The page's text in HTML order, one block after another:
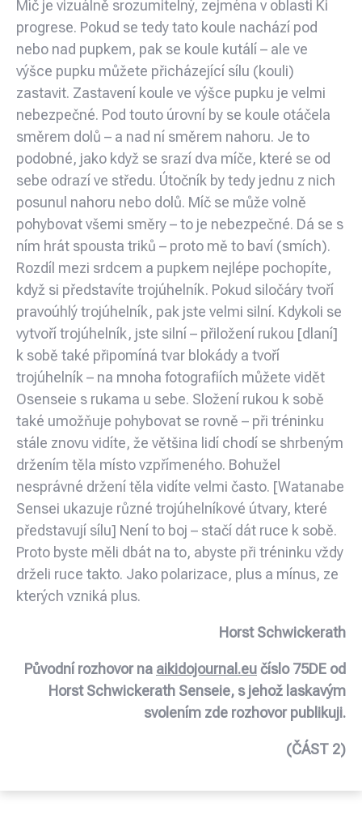
Míč je vizuálně srozumitelný, zejména v oblasti Ki
progrese. Pokud se tedy tato koule nachází pod
nebo nad pupkem, pak se koule kutálí – ale ve
výšce pupku můžete přicházející sílu (kouli)
zastavit. Zastavení koule ve výšce pupku je velmi
nebezpečné. Pod touto úrovní by se koule otáčela
směrem dolů – a nad ní směrem nahoru. Je to
podobné, jako když se srazí dva míče, které se od
sebe odrazí ve středu. Útočník by tedy jednu z nich
posunul nahoru nebo dolů. Míč se může volně
pohybovat všemi směry – to je nebezpečné. Dá se s
ním hrát spousta triků – proto mě to baví (smích).
Rozdíl mezi srdcem a pupkem nejlépe pochopíte,
když si představíte trojúhelník. Pokud siločáry tvoří
pravoúhlý trojúhelník, pak jste velmi silní. Kdykoli se
vytvoří trojúhelník, jste silní – přiložení rukou [dlaní]
k sobě také připomíná tvar blokády a tvoří
trojúhelník – na mnoha fotografiích můžete vidět
Osenseie s rukama u sebe. Složení rukou k sobě
také umožňuje pohybovat se rovně – při tréninku
stále znovu vidíte, že většina lidí chodí se shrbeným
držením těla místo vzpřímeného. Bohužel
nesprávné držení těla vidíte velmi často. [Watanabe
Sensei ukazuje různé trojúhelníkové útvary, které
představují sílu] Není to boj – stačí dát ruce k sobě.
Proto byste měli dbát na to, abyste při tréninku vždy
drželi ruce takto. Jako polarizace, plus a mínus, ze
kterých vzniká plus.
Horst Schwickerath
Původní rozhovor na aikidojournal.eučíslo 75DE od
Horst Schwickerath Senseie, s jehož laskavým
svolením zde rozhovor publikuji.
(ČÁST 2)